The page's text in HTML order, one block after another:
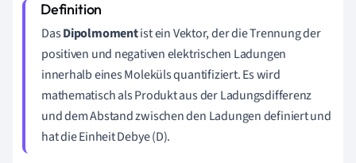
DasDipolmomentist ein Vektor, der die Trennung der
positiven und negativen elektrischen Ladungen
innerhalb eines Moleküls quantifiziert. Es wird
mathematisch als Produkt aus der Ladungsdifferenz
und dem Abstand zwischen den Ladungen definiert und
hat die Einheit Debye (D).